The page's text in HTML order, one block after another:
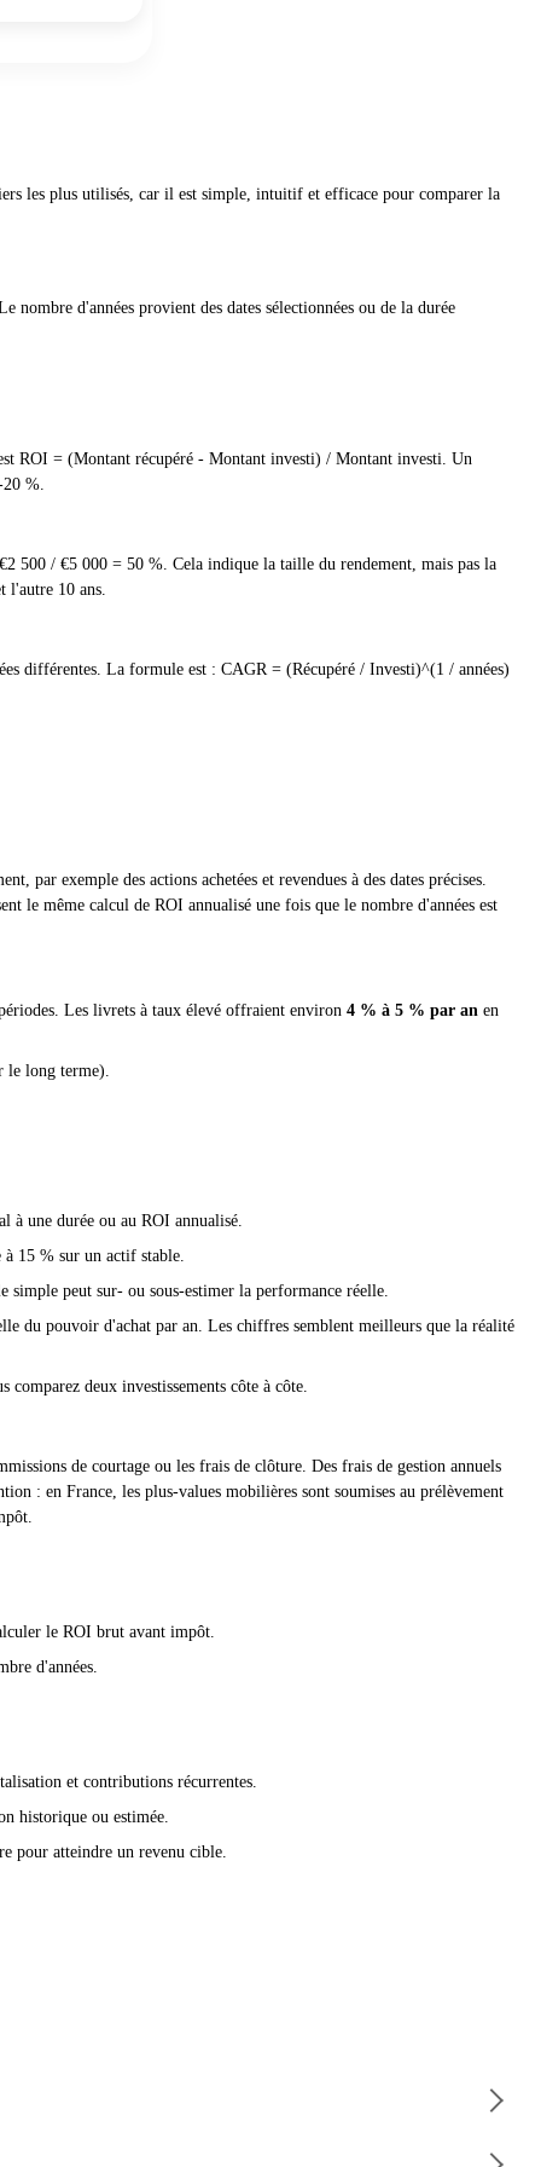
les plus utilisés, car il est simple, intuitif et efficace pour comparer la
d'années provient des dates sélectionnées ou de la durée
ROI = (Montant récupéré - Montant investi) / Montant investi. Un
%.
500 / €5 000 = 50 %. Cela indique la taille du rendement, mais pas la
l'autre 10 ans.
différentes. La formule est : CAGR = (Récupéré / Investi)^(1 / années)
par exemple des actions achetées et revendues à des dates précises.
le même calcul de ROI annualisé une fois que le nombre d'années est
Les livrets à taux élevé offraient environ 4 % à 5 % par an en
le long terme).
à une durée ou au ROI annualisé.
15 % sur un actif stable.
peut sur- ou sous-estimer la performance réelle.
du pouvoir d'achat par an. Les chiffres semblent meilleurs que la réalité
deux investissements côte à côte.
de courtage ou les frais de clôture. Des frais de gestion annuels
: en France, les plus-values mobilières sont soumises au prélèvement
le ROI brut avant impôt.
d'années.
et contributions récurrentes.
historique ou estimée.
pour atteindre un revenu cible.
- Montant investi) / Montant investi. Un investissement de €10